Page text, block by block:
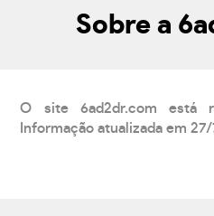
Sobre a
O site 6ad2dr.com está
Informação atualizada em